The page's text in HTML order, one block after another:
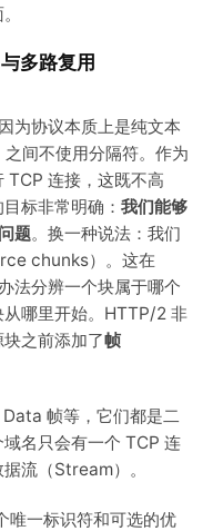
多路复用
为协议本质上是纯文本
间不使用分隔符。作为
TCP 连接，这既不高
标非常明确：我们能够
题。换一种说法：我们
chunks）。这在
法分辨一个块属于哪个
从哪里开始。HTTP/2 非
之前添加了帧
帧等，它们都是二
名只会有一个 TCP 连
流（Stream）。
唯一标识符和可选的优